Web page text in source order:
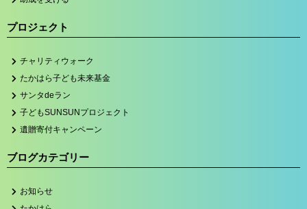
プロジェクト
チャリティウォーク
たかはら子ども未来基金
サンタdeラン
子どもSUNSUNプロジェクト
遺贈寄付キャンペーン
ブログカテゴリー
お知らせ